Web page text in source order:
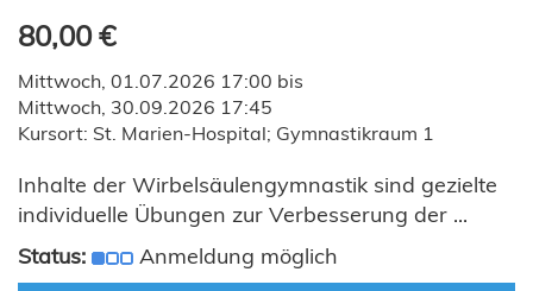
80,00 €
Mittwoch, 01.07.2026 17:00 bis
Mittwoch, 30.09.2026 17:45
Kursort: St. Marien-Hospital; Gymnastikraum 1
Inhalte der Wirbelsäulengymnastik sind gezielte
individuelle Übungen zur Verbesserung der ...
Status:
Anmeldung möglich